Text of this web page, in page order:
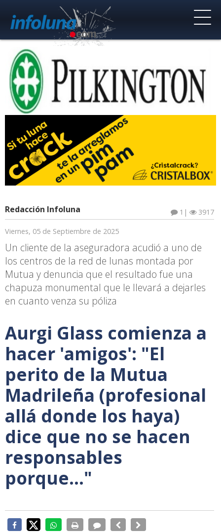
Redacción Infoluna | 3917
1
Viernes, 05 de Septiembre de 2025
Un cliente de la aseguradora acudió a uno de
los centros de la red de lunas montada por
Mutua y denuncia que el resultado fue una
chapuza monumental que le llevará a dejarles
en cuanto venza su póliza
Aurgi Glass comienza a
hacer 'amigos': "El
perito de la Mutua
Madrileña (profesional
allá donde los haya)
dice que no se hacen
responsables
porque..."